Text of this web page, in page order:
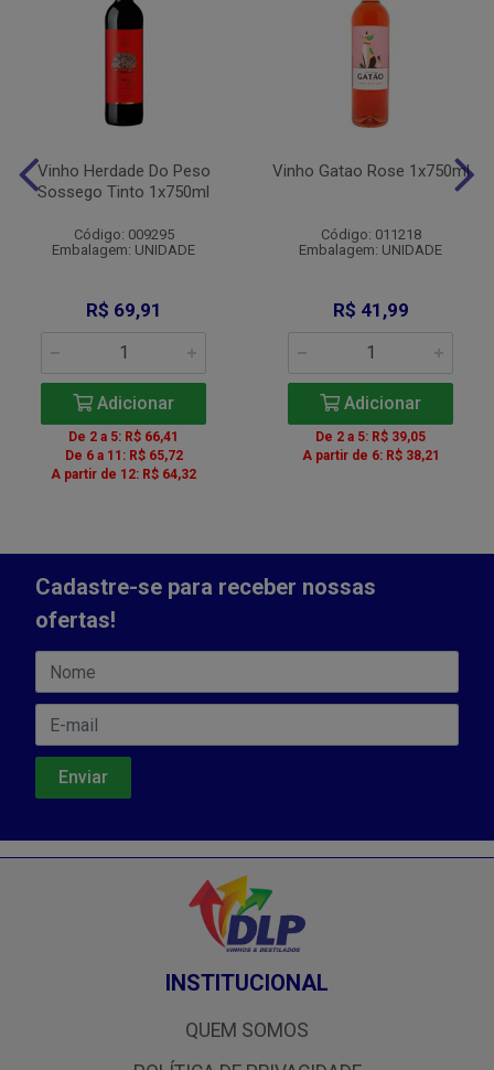
Vinho Herdade Do Peso
Sossego Tinto 1x750ml
Código: 009295
Embalagem: UNIDADE
R$ 69,91
Adicionar
De 2 a 5: R$ 66,41
De 6 a 11: R$ 65,72
A partir de 12: R$ 64,32
Vinho Gatao Rose 1x750ml
Código: 011218
Embalagem: UNIDADE
R$ 41,99
Adicionar
De 2 a 5: R$ 39,05
A partir de 6: R$ 38,21
Cadastre-se para receber nossas
ofertas!
INSTITUCIONAL
QUEM SOMOS